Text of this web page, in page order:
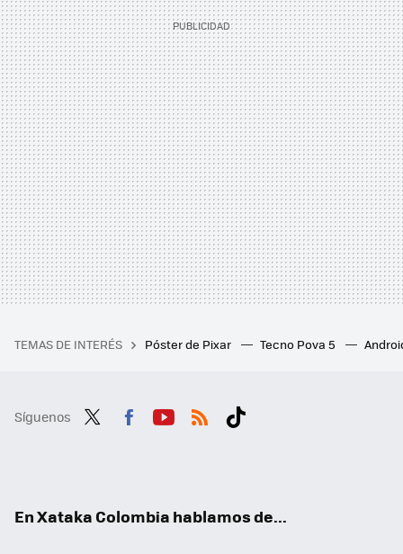
TEMAS DE INTERÉS Póster de Pixar Tecno Pova 5
Síguenos
En Xataka Colombia hablamos de...